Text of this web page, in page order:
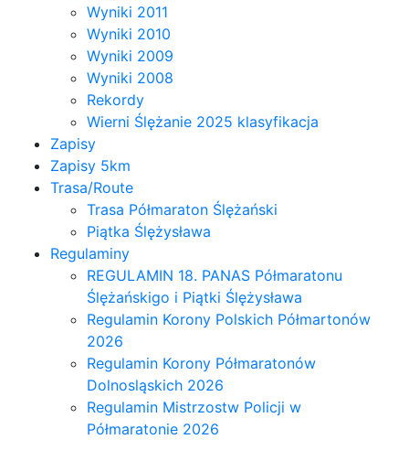
Wyniki 2011
Wyniki 2010
Wyniki 2009
Wyniki 2008
Rekordy
Wierni Ślężanie 2025 klasyfikacja
Zapisy
Zapisy 5km
Trasa/Route
Trasa Półmaraton Ślężański
Piątka Ślężysława
Regulaminy
REGULAMIN 18. PANAS Półmaratonu
Ślężańskigo i Piątki Ślężysława
Regulamin Korony Polskich Półmartonów
2026
Regulamin Korony Półmaratonów
Dolnosląskich 2026
Regulamin Mistrzostw Policji w
Półmaratonie 2026